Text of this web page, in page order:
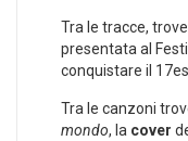
Tra le tracce,
presentata al
conquistare il
Tra le canzoni
mondo, la cover